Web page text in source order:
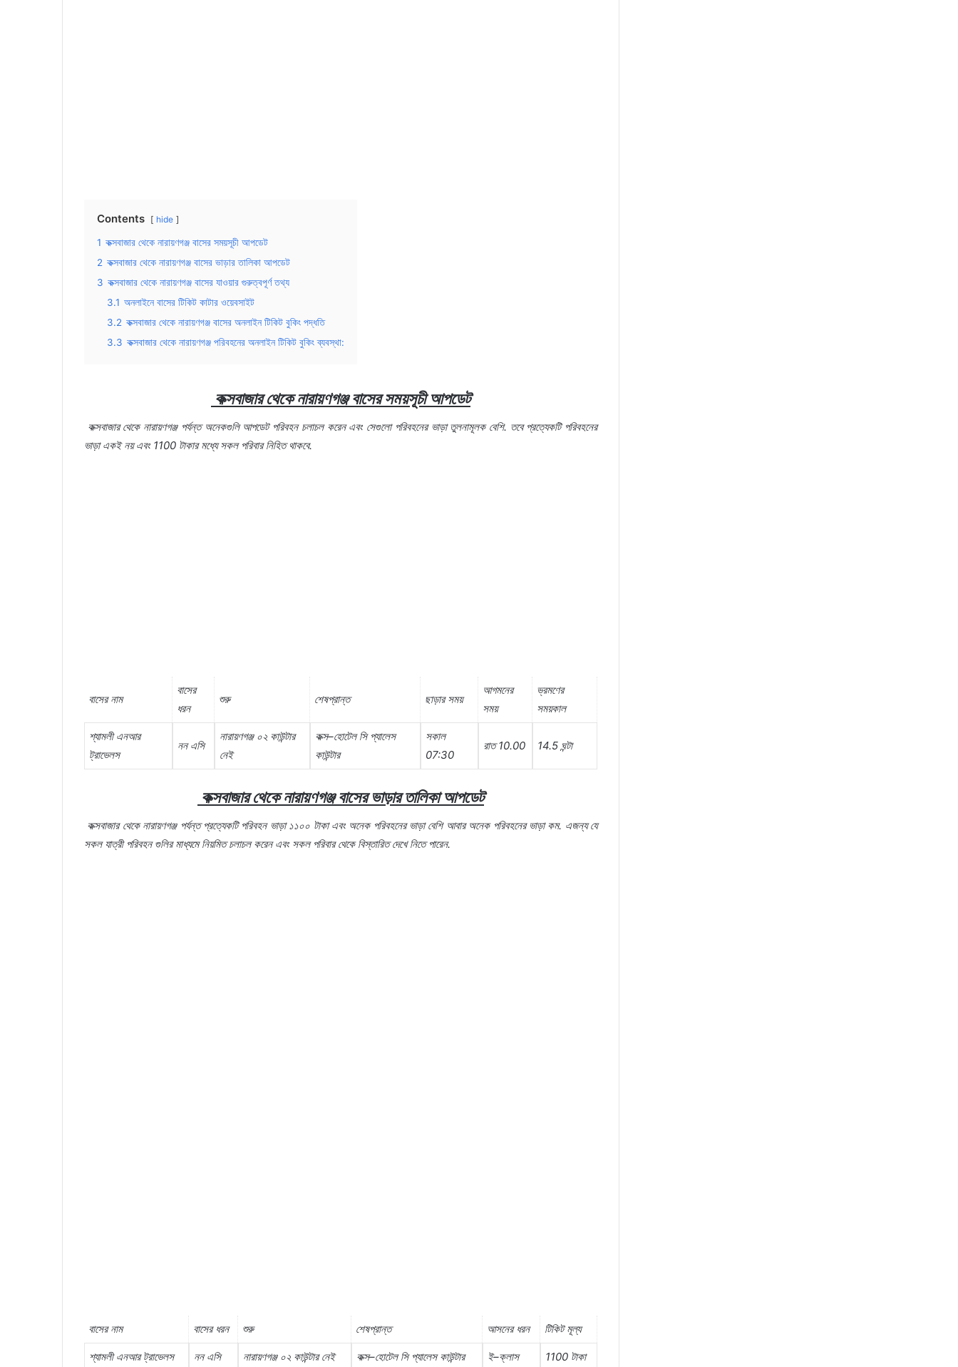
Contents hide
1 কক্সবাজার থেকে নারায়ণগঞ্জ বাসের সময়সূচী আপডেট
2 কক্সবাজার থেকে নারায়ণগঞ্জ বাসের ভাড়ার তালিকা আপডেট
3 কক্সবাজার থেকে নারায়ণগঞ্জ বাসের যাওয়ার গুরুত্বপূর্ণ তথ্য
3.1 অনলাইনে বাসের টিকিট কাটার ওয়েবসাইট
3.2 কক্সবাজার থেকে নারায়ণগঞ্জ বাসের অনলাইন টিকিট বুকিং পদ্ধতি
3.3 কক্সবাজার থেকে নারায়ণগঞ্জ পরিবহনের অনলাইন টিকিট বুকিং ব্যবস্থা:
কক্সবাজার থেকে নারায়ণগঞ্জ বাসের সময়সূচী আপডেট
কক্সবাজার থেকে নারায়ণগঞ্জ পর্যন্ত অনেকগুলি আপডেট পরিবহন চলাচল করেন এবং সেগুলো পরিবহনের ভাড়া তুলনামূলক বেশি. তবে প্রত্যেকটি পরিবহনের
ভাড়া একই নয় এবং 1100 টাকার মধ্যে সকল পরিবার নিহিত থাকবে.
বাসের নাম
বাসের
ধরন
শুরু শেষপ্রান্ত ছাড়ার সময়
আগমনের
সময়
ভ্রমণের
সময়কাল
শ্যামলী এনআর
ট্রাভেলস
নন এসি
নারায়ণগঞ্জ ০২ কাউন্টার
নেই
কক্স–হোটেল সি প্যালেস
কাউন্টার
সকাল
07:30
রাত10.00 14.5ঘন্টা
কক্সবাজার থেকে নারায়ণগঞ্জ বাসের ভাড়ার তালিকা আপডেট
কক্সবাজার থেকে নারায়ণগঞ্জ পর্যন্ত প্রত্যেকটি পরিবহন ভাড়া ১১০০ টাকা এবং অনেক পরিবহনের ভাড়া বেশি আবার অনেক পরিবহনের ভাড়া কম. এজন্য যে
সকল যাত্রী পরিবহন গুলির মাধ্যমে নিয়মিত চলাচল করেন এবং সকল পরিবার থেকে বিস্তারিত দেখে নিতে পারেন.
বাসের নাম বাসের ধরন শুরু শেষপ্রান্ত আসনের ধরন টিকিট মূল্য
শ্যামলী এনআর ট্রাভেলস নন এসি নারায়ণগঞ্জ ০২ কাউন্টার নেই কক্স–হোটেল সি প্যালেস কাউন্টার ই–ক্লাস 1100 টাকা